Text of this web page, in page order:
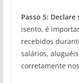
Passo 5:
isento, é
recebidos
salários,
corretamente